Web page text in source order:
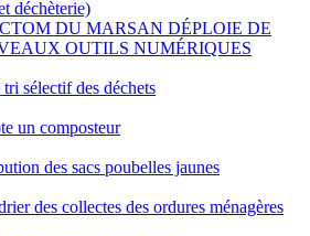
déchèterie)
DU MARSAN DÉPLOIE DE
OUTILS NUMÉRIQUES
sélectif des déchets
un composteur
des sacs poubelles jaunes
des collectes des ordures ménagères